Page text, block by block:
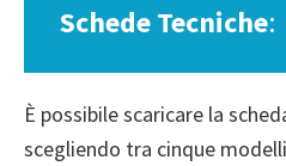
Schede Tecniche:
È possibile scaricare la
scegliendo tra cinque